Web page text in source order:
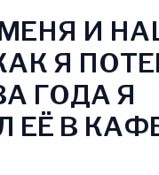
И
Я
ГОДА Я
ЕЁ В